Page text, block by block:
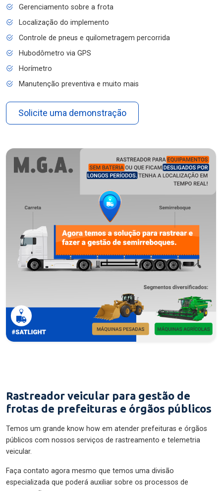
Gerenciamento sobre a frota
Localização do implemento
Controle de pneus e quilometragem percorrida
Hubodômetro via GPS
Horímetro
Manutenção preventiva e muito mais
Solicite uma demonstração
Rastreador veicular para gestão de
frotas de prefeituras e órgãos públicos
Temos um grande know how em atender prefeituras e órgãos
públicos com nossos serviços de rastreamento e telemetria
veicular.
Faça contato agora mesmo que temos uma divisão
especializada que poderá auxiliar sobre os processos de